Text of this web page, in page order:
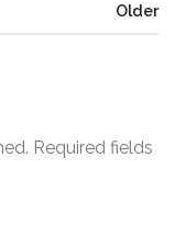
Older
Required fields